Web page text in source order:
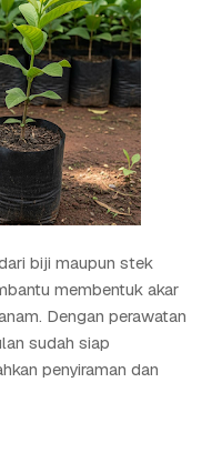
biji maupun stek
membentuk akar
Dengan perawatan
sudah siap
penyiraman dan